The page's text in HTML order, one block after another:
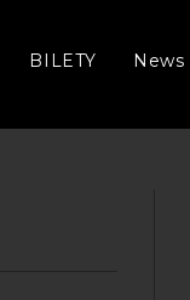
BILETY News